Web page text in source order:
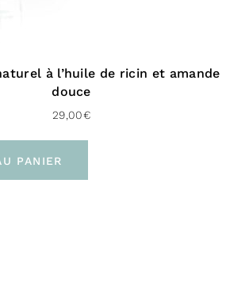
à l’huile de ricin et amande
douce
29,00€
PANIER